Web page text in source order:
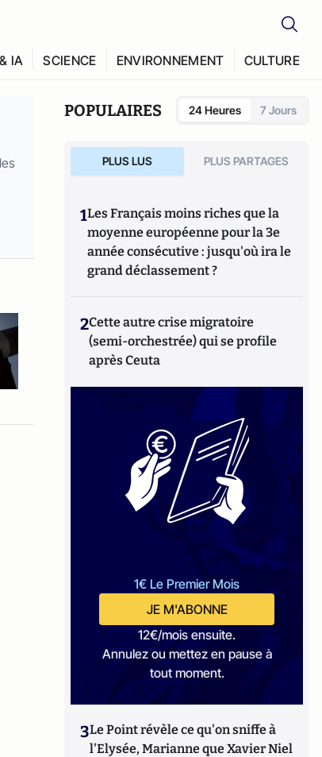
IA SCIENCE ENVIRONNEMENT CULTURE
POPULAIRES 24 Heures 7 Jours
PLUS LUS PLUS PARTAGES
1Les Français moins riches que la
moyenne européenne pour la 3e
année consécutive : jusqu'où ira le
grand déclassement ?
2Cette autre crise migratoire
(semi-orchestrée) qui se profile
après Ceuta
1€ Le Premier Mois
JE M'ABONNE
12€/mois ensuite.
Annulez ou mettez en pause à
tout moment.
3Le Point révèle ce qu'on sniffe à
l'Elysée, Marianne que Xavier Niel